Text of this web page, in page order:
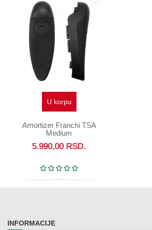
U korpu
Amortizer Franchi TSA
Medium
5.990,00 RSD.
INFORMACIJE